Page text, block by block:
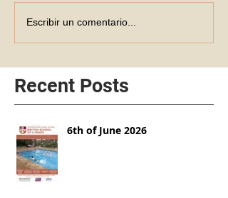
Escribir un comentario...
Recent Posts
6th of June 2026